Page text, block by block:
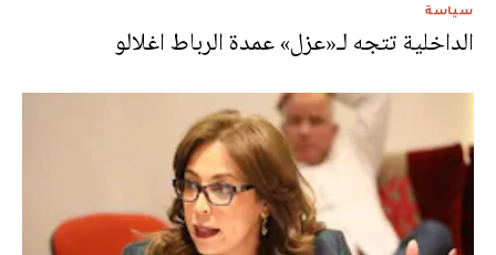
سياسة
الداخلية تتجه لـ«عزل» عمدة الرباط اغلالو